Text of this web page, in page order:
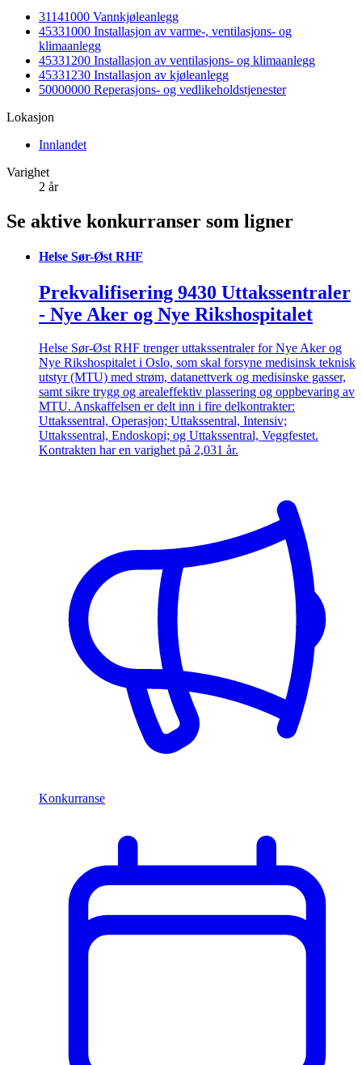
31141000 Vannkjøleanlegg
45331000 Installasjon av varme-, ventilasjons- og
klimaanlegg
45331200 Installasjon av ventilasjons- og klimaanlegg
45331230 Installasjon av kjøleanlegg
50000000 Reperasjons- og vedlikeholdstjenester
Lokasjon
Innlandet
Varighet
2 år
Se aktive konkurranser som ligner
Helse Sør-Øst RHF
Prekvalifisering 9430 Uttakssentraler
- Nye Aker og Nye Rikshospitalet
Helse Sør-Øst RHF trenger uttakssentraler for Nye Aker og
Nye Rikshospitalet i Oslo, som skal forsyne medisinsk teknisk
utstyr (MTU) med strøm, datanettverk og medisinske gasser,
samt sikre trygg og arealeffektiv plassering og oppbevaring av
MTU. Anskaffelsen er delt inn i fire delkontrakter:
Uttakssentral, Operasjon; Uttakssentral, Intensiv;
Uttakssentral, Endoskopi; og Uttakssentral, Veggfestet.
Kontrakten har en varighet på 2,031 år.
Konkurranse